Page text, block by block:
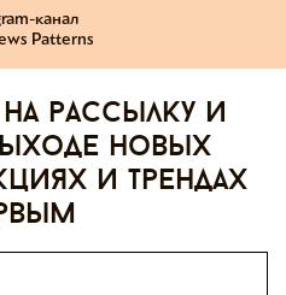
канал
Patterns
рассылку и
новых
и трендах